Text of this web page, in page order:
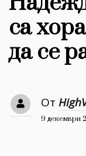
4340
Красота
Дизайн
са
да се
От
9 декември